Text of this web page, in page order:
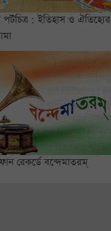
পটচিত্র : ইতিহাস ও ঐতিহ্যের
রেকর্ডে বন্দেমাতরম্